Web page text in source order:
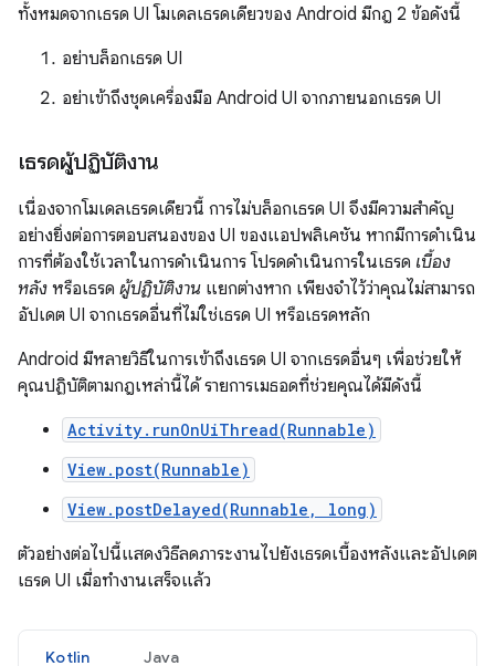
ทั้งหมดจากเธรด UI โมเดลเธรดเดียวของ Android มีกฎ 2 ข้อดังนี้
อย่าบล็อกเธรด UI
อย่าเข้าถึงชุดเครื่องมือ Android UI จากภายนอกเธรด UI
เธรดผู้ปฏิบัติงาน
เนื่องจากโมเดลเธรดเดียวนี้ การไม่บล็อกเธรด UI จึงมีความสำคัญ
อย่างยิ่งต่อการตอบสนองของ UI ของแอปพลิเคชัน หากมีการดำเนิน
การที่ต้องใช้เวลาในการดำเนินการ โปรดดำเนินการในเธรด เบื้อง
หลัง หรือเธรด ผู้ปฏิบัติงาน แยกต่างหาก เพียงจำไว้ว่าคุณไม่สามารถ
อัปเดต UI จากเธรดอื่นที่ไม่ใช่เธรด UI หรือเธรดหลัก
Android มีหลายวิธีในการเข้าถึงเธรด UI จากเธรดอื่นๆ เพื่อช่วยให้
คุณปฏิบัติตามกฎเหล่านี้ได้ รายการเมธอดที่ช่วยคุณได้มีดังนี้
Activity.runOnUiThread(Runnable)
View.post(Runnable)
View.postDelayed(Runnable, long)
ตัวอย่างต่อไปนี้แสดงวิธีลดภาระงานไปยังเธรดเบื้องหลังและอัปเดต
เธรด UI เมื่อทำงานเสร็จแล้ว
Kotlin Java